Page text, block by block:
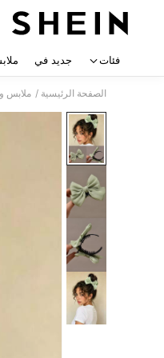
فئات جديد في
الصفحة الرئيسية / ملابس